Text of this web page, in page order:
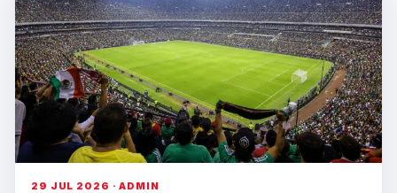
29 JUL 2026 · ADMIN